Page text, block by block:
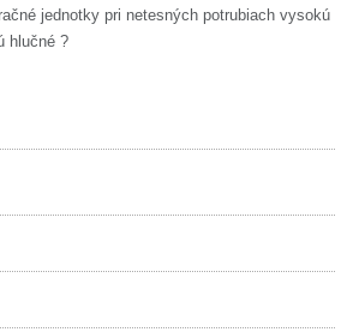
jednotky pri netesných potrubiach vysokú
hlučné ?